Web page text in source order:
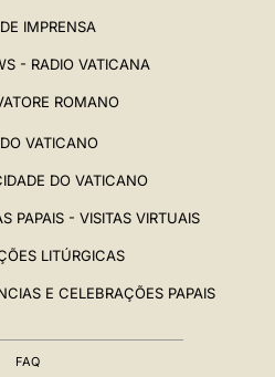
IMPRENSA
- RADIO VATICANA
ROMANO
VATICANO
DO VATICANO
PAPAIS - VISITAS VIRTUAIS
LITÚRGICAS
E CELEBRAÇÕES PAPAIS
FAQ